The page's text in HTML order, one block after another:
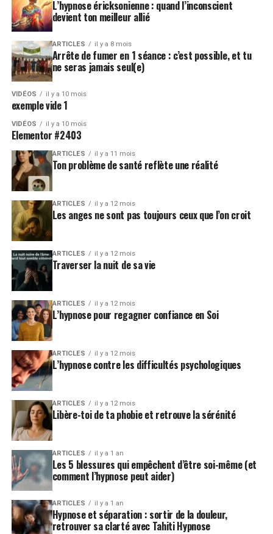
L’hypnose éricksonienne : quand l’inconscient
devient ton meilleur allié
ARTICLES il y a 8 mois
Arrête de fumer en 1 séance : c’est possible, et tu
ne seras jamais seul(e)
VIDÉOS il y a 10 mois
exemple vide 1
VIDÉOS il y a 10 mois
Elementor #2403
ARTICLES il y a 11 mois
Ton problème de santé reflète une réalité
ARTICLES il y a 12 mois
Les anges ne sont pas toujours ceux que l’on croit
ARTICLES il y a 12 mois
Traverser la nuit de sa vie
ARTICLES il y a 12 mois
L’hypnose pour regagner confiance en Soi
ARTICLES il y a 12 mois
L’hypnose contre les difficultés psychologiques
ARTICLES il y a 12 mois
Libère-toi de ta phobie et retrouve la sérénité
ARTICLES il y a 1 an
Les 5 blessures qui empêchent d’être soi-même (et
comment l’hypnose peut aider)
ARTICLES il y a 1 an
Hypnose et séparation : sortir de la douleur,
retrouver sa clarté avec Tahiti Hypnose